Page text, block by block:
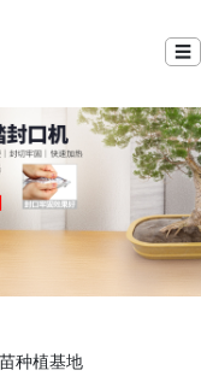
☰
种植基地